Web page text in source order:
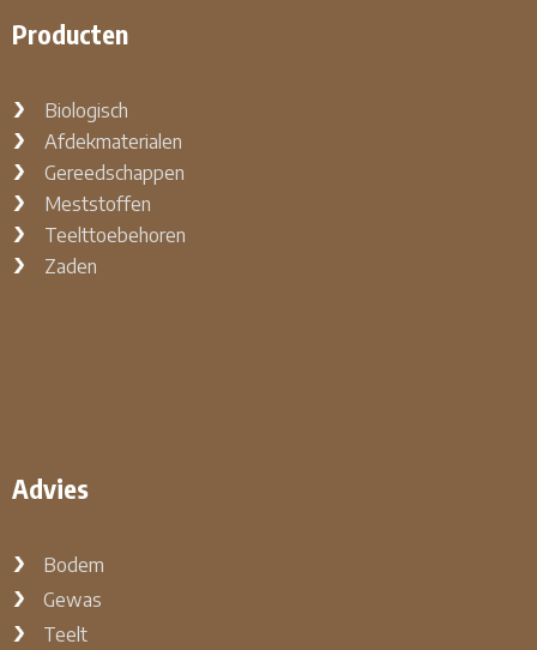
Producten
Biologisch
Afdekmaterialen
Gereedschappen
Meststoffen
Teelttoebehoren
Zaden
Advies
Bodem
Gewas
Teelt